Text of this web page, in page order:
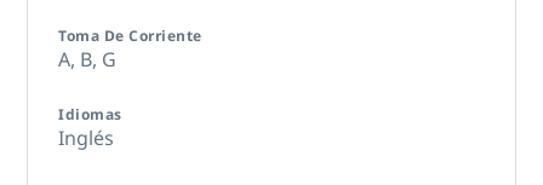
Toma De Corriente
A, B, G
Idiomas
Inglés